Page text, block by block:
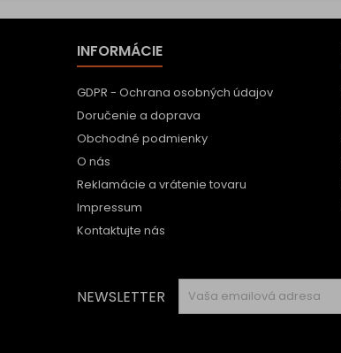
INFORMÁCIE
GDPR - Ochrana osobných údajov
Doručenie a doprava
Obchodné podmienky
O nás
Reklamácie a vrátenie tovaru
Impressum
Kontaktujte nás
NEWSLETTER